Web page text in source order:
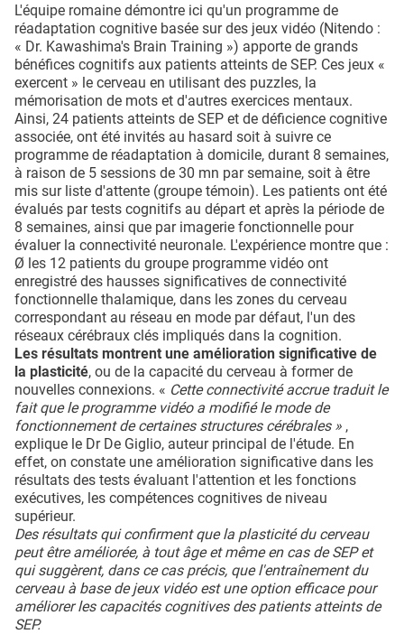
L'équipe romaine démontre ici qu'un programme de
réadaptation cognitive basée sur des jeux vidéo (Nitendo :
« Dr. Kawashima's Brain Training ») apporte de grands
bénéfices cognitifs aux patients atteints de SEP. Ces jeux «
exercent » le cerveau en utilisant des puzzles, la
mémorisation de mots et d'autres exercices mentaux.
Ainsi, 24 patients atteints de SEP et de déficience cognitive
associée, ont été invités au hasard soit à suivre ce
programme de réadaptation à domicile, durant 8 semaines,
à raison de 5 sessions de 30 mn par semaine, soit à être
mis sur liste d'attente (groupe témoin). Les patients ont été
évalués par tests cognitifs au départ et après la période de
8 semaines, ainsi que par imagerie fonctionnelle pour
évaluer la connectivité neuronale. L'expérience montre que :
Ø les 12 patients du groupe programme vidéo ont
enregistré des hausses significatives de connectivité
fonctionnelle thalamique, dans les zones du cerveau
correspondant au réseau en mode par défaut, l'un des
réseaux cérébraux clés impliqués dans la cognition.
Les résultats montrent une amélioration significative de
la plasticité, ou de la capacité du cerveau à former de
nouvelles connexions. « Cette connectivité accrue traduit le
fait que le programme vidéo a modifié le mode de
fonctionnement de certaines structures cérébrales » ,
explique le Dr De Giglio, auteur principal de l'étude. En
effet, on constate une amélioration significative dans les
résultats des tests évaluant l'attention et les fonctions
exécutives, les compétences cognitives de niveau
supérieur.
Des résultats qui confirment que la plasticité du cerveau
peut être améliorée, à tout âge et même en cas de SEP et
qui suggèrent, dans ce cas précis, que l'entraînement du
cerveau à base de jeux vidéo est une option efficace pour
améliorer les capacités cognitives des patients atteints de
SEP.